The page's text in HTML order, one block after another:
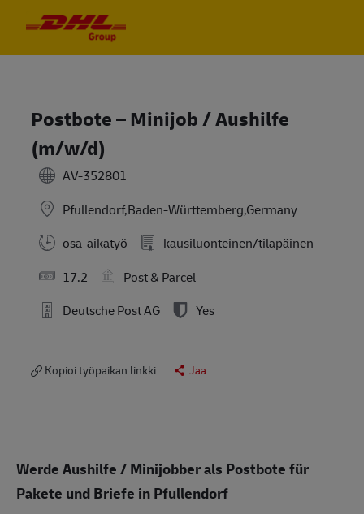
Postbote – Minijob / Aushilfe
(m/w/d)
AV-352801
Pfullendorf,Baden-Württemberg,Germany
osa-aikatyö
kausiluonteinen/tilapäinen
17.2
Post & Parcel
Deutsche Post AG
Yes
Kopioi työpaikan linkki Jaa
Werde Aushilfe / Minijobber als Postbote für
Pakete und Briefe in Pfullendorf